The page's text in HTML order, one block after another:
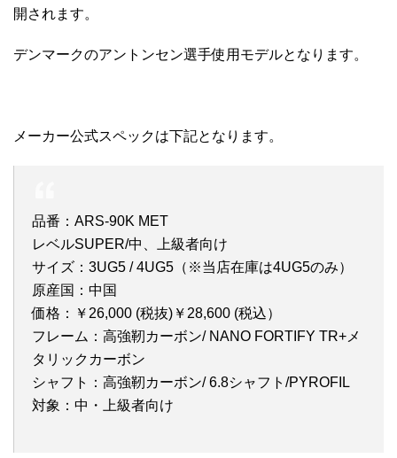
開されます。
デンマークのアントンセン選手使用モデルとなります。
メーカー公式スペックは下記となります。
品番：ARS-90K MET
レベルSUPER/中、上級者向け
サイズ：3UG5 / 4UG5（※当店在庫は4UG5のみ）
原産国：中国
価格：￥26,000 (税抜)￥28,600 (税込）
フレーム：高強靭カーボン/ NANO FORTIFY TR+メ
タリックカーボン
シャフト：高強靭カーボン/ 6.8シャフト/PYROFIL
対象：中・上級者向け